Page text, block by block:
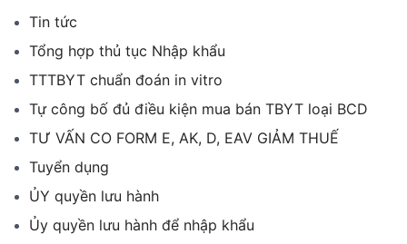
Tin tức
Tổng hợp thủ tục Nhập khẩu
TTTBYT chuẩn đoán in vitro
Tự công bố đủ điều kiện mua bán TBYT loại BCD
TƯ VẤN CO FORM E, AK, D, EAV GIẢM THUẾ
Tuyển dụng
ỦY quyền lưu hành
Ủy quyền lưu hành để nhập khẩu